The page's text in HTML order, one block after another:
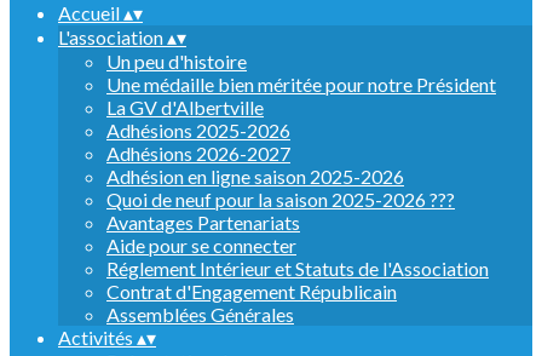
Accueil▴▾
L'association▴▾
Un peu d'histoire
Une médaille bien méritée pour notre Président
La GV d'Albertville
Adhésions 2025-2026
Adhésions 2026-2027
Adhésion en ligne saison 2025-2026
Quoi de neuf pour la saison 2025-2026 ???
Avantages Partenariats
Aide pour se connecter
Réglement Intérieur et Statuts de l'Association
Contrat d'Engagement Républicain
Assemblées Générales
Activités ▴▾